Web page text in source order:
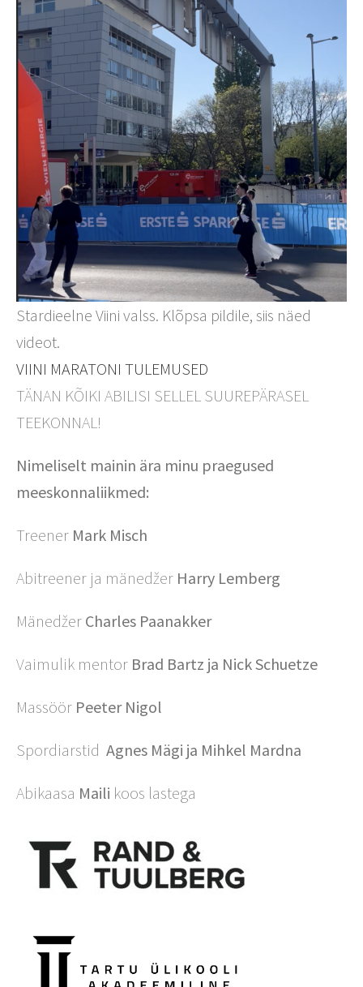
Stardieelne Viini valss. Klõpsa pildile, siis näed
videot.
VIINI MARATONI TULEMUSED
TÄNAN KÕIKI ABILISI SELLEL SUUREPÄRASEL
TEEKONNAL!
Nimeliselt mainin ära minu praegused
meeskonnaliikmed:
Treener Mark Misch
Abitreener ja mänedžer Harry Lemberg
Mänedžer Charles Paanakker
Vaimulik mentor Brad Bartz ja Nick Schuetze
Massöör Peeter Nigol
Spordiarstid Agnes Mägi ja Mihkel Mardna
Abikaasa Maili koos lastega